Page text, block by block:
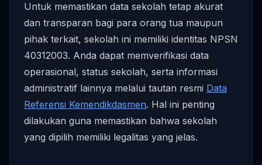
Untuk memastikan data sekolah tetap akurat
dan transparan bagi para orang tua maupun
pihak terkait, sekolah ini memiliki identitas NPSN
40312003. Anda dapat memverifikasi data
operasional, status sekolah, serta informasi
administratif lainnya melalui tautan resmi Data
Referensi Kemendikdasmen. Hal ini penting
dilakukan guna memastikan bahwa sekolah
yang dipilih memiliki legalitas yang jelas.